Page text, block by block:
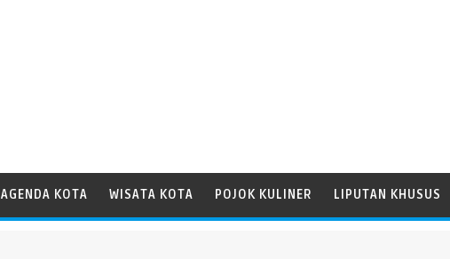
AGENDA KOTA WISATA KOTA POJOK KULINER LIPUTAN KHUSUS